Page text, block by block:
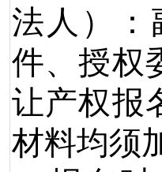
法人）：
件、授权
让产权报
材料均须